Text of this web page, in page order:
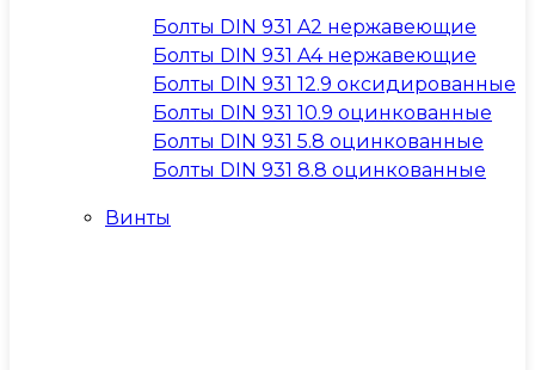
Болты DIN 931 A2 нержавеющие
Болты DIN 931 A4 нержавеющие
Болты DIN 931 12.9 оксидированные
Болты DIN 931 10.9 оцинкованные
Болты DIN 931 5.8 оцинкованные
Болты DIN 931 8.8 оцинкованные
Винты